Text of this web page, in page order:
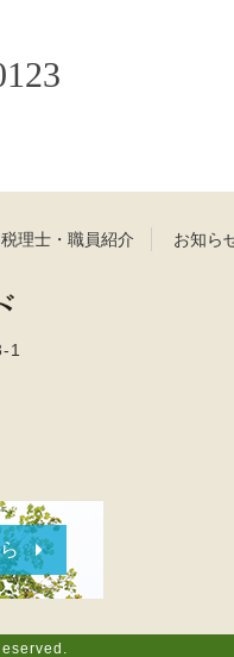
税理士・職員紹介 お知ら
1